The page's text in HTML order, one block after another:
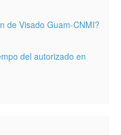
de Visado Guam-CNMI?
del autorizado en